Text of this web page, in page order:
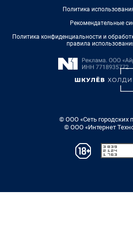
Политика
Рекомендательные
Политика конфиденциальности и
правила
© ООО «Сеть городских
© ООО «Интернет